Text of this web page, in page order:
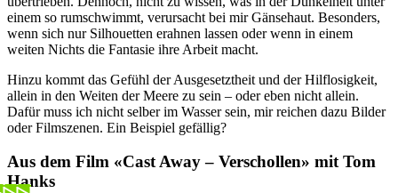
einem so rumschwimmt, verursacht bei mir Gänsehaut. Besonders,
wenn sich nur Silhouetten erahnen lassen oder wenn in einem
weiten Nichts die Fantasie ihre Arbeit macht.
Hinzu kommt das Gefühl der Ausgesetztheit und der Hilflosigkeit,
allein in den Weiten der Meere zu sein – oder eben nicht allein.
Dafür muss ich nicht selber im Wasser sein, mir reichen dazu Bilder
oder Filmszenen. Ein Beispiel gefällig?
Aus dem Film «Cast Away – Verschollen» mit Tom
Hanks